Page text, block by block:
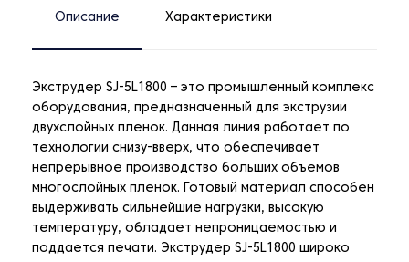
Описание Характеристики
Экструдер SJ-5L1800 – это промышленный комплекс
оборудования, предназначенный для экструзии
двухслойных пленок. Данная линия работает по
технологии снизу-вверх, что обеспечивает
непрерывное производство больших объемов
многослойных пленок. Готовый материал способен
выдерживать сильнейшие нагрузки, высокую
температуру, обладает непроницаемостью и
поддается печати. Экструдер SJ-5L1800 широко